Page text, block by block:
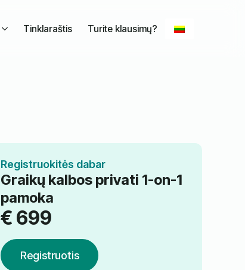
Tinklaraštis Turite klausimų?
Registruokitės dabar
Graikų kalbos privati 1-on-1
pamoka
€ 699
Registruotis